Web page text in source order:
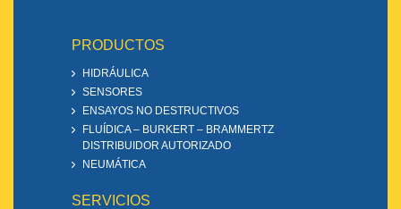
PRODUCTOS
HIDRÁULICA
SENSORES
ENSAYOS NO DESTRUCTIVOS
FLUÍDICA – BURKERT – BRAMMERTZ
DISTRIBUIDOR AUTORIZADO
NEUMÁTICA
SERVICIOS